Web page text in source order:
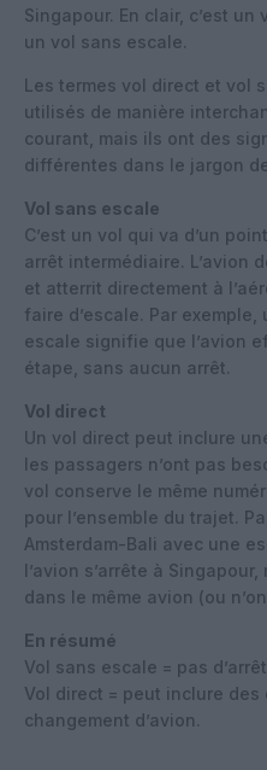
Singapour. En clair, c’est un
un vol sans escale.
Les termes vol direct et vol
utilisés de manière
courant, mais ils ont des
différentes dans le jargon
Vol sans escale
C’est un vol qui va d’un
arrêt intermédiaire. L’avion
et atterrit directement à
faire d’escale. Par
escale signifie que l’avion
étape, sans aucun arrêt.
Vol direct
Un vol direct peut inclure
les passagers n’ont pas
vol conserve le même
pour l’ensemble du trajet.
Amsterdam-Bali avec une
l’avion s’arrête à
dans le même avion (ou
En résumé
Vol sans escale = pas
Vol direct = peut inclure des
changement d’avion.